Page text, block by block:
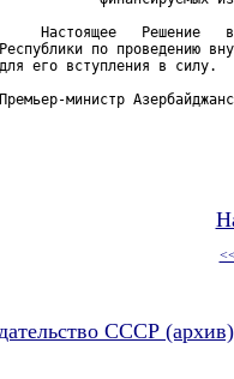
Настоящее   Решение
Республики по проведению
для его вступления в силу.
Премьер-министр
СССР (архив)